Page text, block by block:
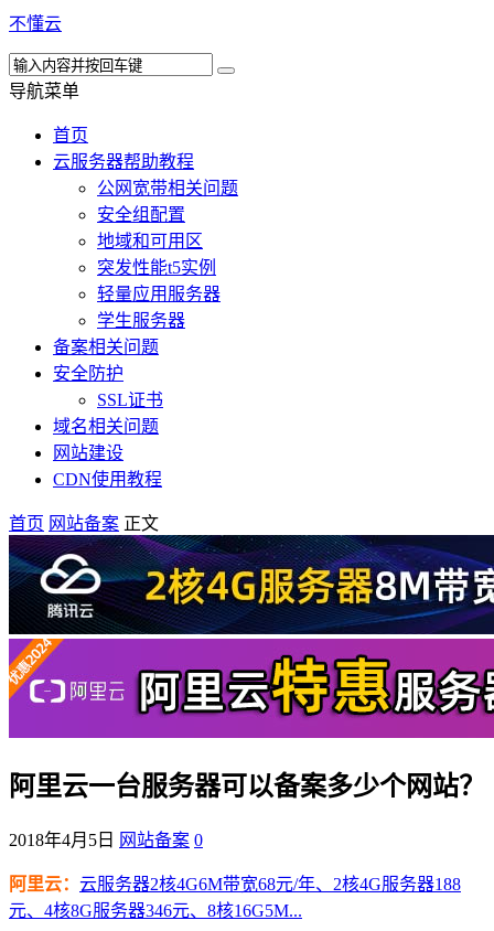
不懂云
导航菜单
首页
云服务器帮助教程
公网宽带相关问题
安全组配置
地域和可用区
突发性能t5实例
轻量应用服务器
学生服务器
备案相关问题
安全防护
SSL证书
域名相关问题
网站建设
CDN使用教程
首页 网站备案 正文
阿里云一台服务器可以备案多少个网站？
2018年4月5日 网站备案 0
阿里云： 云服务器2核4G6M带宽68元/年、2核4G服务器188
元、4核8G服务器346元、8核16G5M...